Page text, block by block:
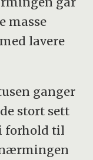
masse
lavere
ganger
stort sett
forhold til